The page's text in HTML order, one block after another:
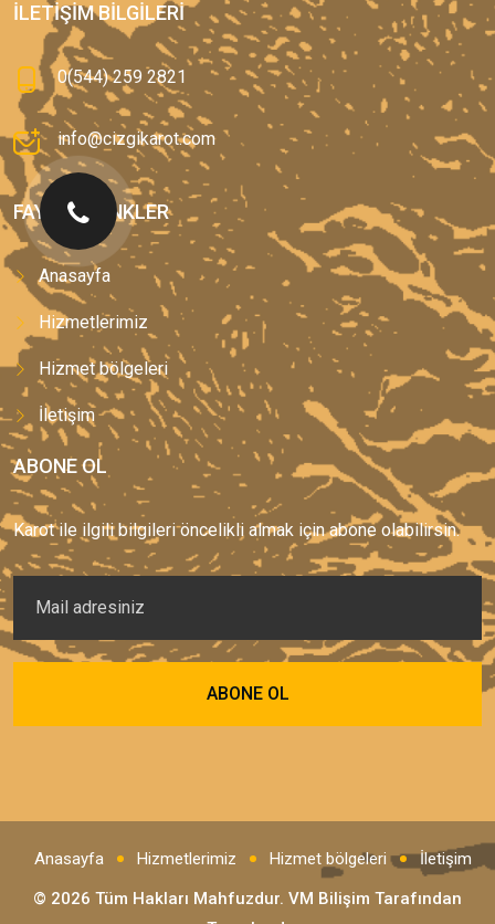
İLETIŞIM BILGILERI
0(544) 259 2821
info@cizgikarot.com
FAYDALI LINKLER
Anasayfa
Hizmetlerimiz
Hizmet bölgeleri
İletişim
ABONE OL
Karot ile ilgili bilgileri öncelikli almak için abone olabilirsin.
Anasayfa Hizmetlerimiz Hizmet bölgeleri
İletişim
© 2026 Tüm Hakları Mahfuzdur. VM Bilişim Tarafından